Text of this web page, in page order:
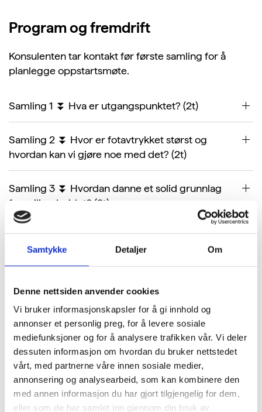
Samtykke Detaljer Om
Denne nettsiden anvender cookies
Vi bruker informasjonskapsler for å gi innhold og
annonser et personlig preg, for å levere sosiale
mediefunksjoner og for å analysere trafikken vår. Vi deler
dessuten informasjon om hvordan du bruker nettstedet
vårt, med partnerne våre innen sosiale medier,
annonsering og analysearbeid, som kan kombinere den
med annen informasjon du har gjort tilgjengelig for dem,
eller som de har samlet inn gjennom din bruk av
Program og fremdrift
Konsulenten tar kontaktfør første samling for å
planlegge oppstartsmøte.
Samling 1 ⏬ Hva er utgangspunktet? (2t)
Samling 2 ⏬ Hvor er fotavtrykket størst og
hvordan kan vi gjøre noe med det? (2t)
Samling 3 ⏬ Hvordan danne et solid grunnlag
for miljøarbeidet? (2t)
Samling 4 ⏬ Hvordan forberede seg best mulig
til sertifiseringsmøtet og tiden etter
sertifisering? (2t)